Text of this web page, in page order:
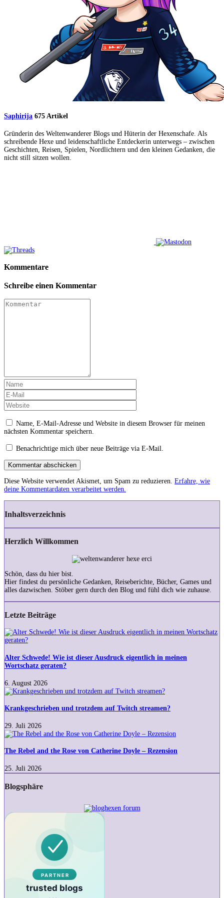
Saphirija 675 Artikel
Gründerin des Weltenwanderer Blogs und Hüterin der Hexenschafe. Als
schreibende Hexe und leidenschaftliche Entdeckerin unterwegs – zwischen
Geschichten, Reisen, Spielen, Nordlichtern und den kleinen Gedanken, die
nicht still sitzen wollen.
Kommentare
Schreibe einen Kommentar
Name, E-Mail-Adresse und Website in diesem Browser für meinen
nächsten Kommentar speichern.
Benachrichtige mich über neue Beiträge via E-Mail.
Kommentar abschicken
Diese Website verwendet Akismet, um Spam zu reduzieren. Erfahre, wie
deine Kommentardaten verarbeitet werden.
Inhaltsverzeichnis
Herzlich Willkommen
Schön, dass du hier bist.
Hier findest du persönliche Gedanken, Reiseberichte, Bücher, Games und
alles dazwischen. Stöber gern durch den Blog und fühl dich wie zuhause.
Letzte Beiträge
Alter
Schwede!
ist
dieser
eigentlich
in
meinen
Wortschatz
geraten?
Alter Schwede! Wie ist dieser Ausdruck eigentlich in meinen
Wortschatz geraten?
6. August 2026
Krankgeschrieben
trotzdem
Twitch
streamen?
Krankgeschrieben und trotzdem auf Twitch streamen?
29. Juli 2026
The
and
Rose
von
Doyle
The Rebel and the Rose von Catherine Doyle – Rezension
25. Juli 2026
Blogsphäre